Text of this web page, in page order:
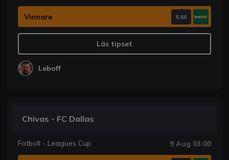
Vinnare 5.50
Läs tipset
Leboff
Chivas - FC Dallas
Fotboll - Leagues Cup 9 Aug 03:00